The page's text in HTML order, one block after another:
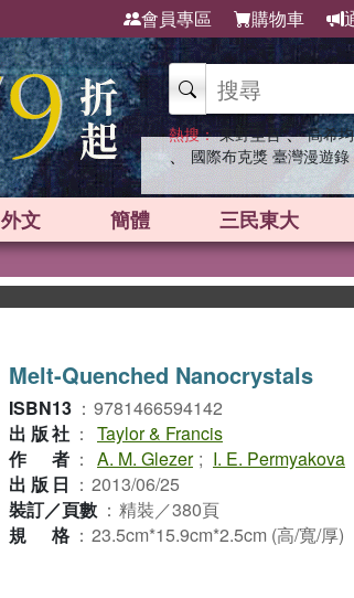
會員專區 購物車
熱搜： 東野圭吾 、 高希
、 國際布克獎 臺灣漫遊錄
外文 簡體 三民東大
Melt-Quenched Nanocrystals
ISBN13 ： 9781466594142
出版社 ： Taylor & Francis
作者 ： A. M. Glezer ; I. E. Permyakova
出版日 ： 2013/06/25
裝訂／頁數 ： 精裝／380頁
規格 ： 23.5cm*15.9cm*2.5cm (高/寬/厚)